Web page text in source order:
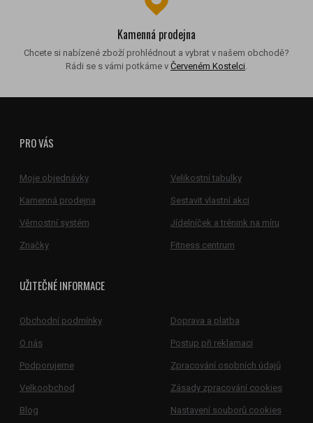
Kamenná prodejna
Chcete si nabízené zboží prohlédnout a vybrat v našem obchodě?
Rádi se s vámi potkáme v Červeném Kostelci.
PRO VÁS
Moje objednávky Velikostní tabulky
Kamenná prodejna Sestavit vlastní akci
Věrnostní systém Jídelníček a trénink na míru
Značky Fitness centrum
UŽITEČNÉ INFORMACE
Obchodní podmínky Doprava a platba
O nás Postup při reklamaci
Podporujeme Zpracování osobních údajů
Velkoobchod Zásady zpracování cookies
Blog Nastavení souborů cookies